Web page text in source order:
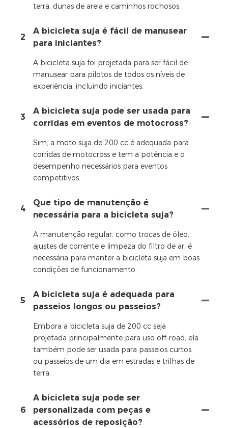
terra, dunas de areia e caminhos rochosos.
2
A bicicleta suja é fácil de manusear
para iniciantes?
A bicicleta suja foi projetada para ser fácil de
manusear para pilotos de todos os níveis de
experiência, incluindo iniciantes.
3
A bicicleta suja pode ser usada para
corridas em eventos de motocross?
Sim, a moto suja de 200 cc é adequada para
corridas de motocross e tem a potência e o
desempenho necessários para eventos
competitivos.
4
Que tipo de manutenção é
necessária para a bicicleta suja?
A manutenção regular, como trocas de óleo,
ajustes de corrente e limpeza do filtro de ar, é
necessária para manter a bicicleta suja em boas
condições de funcionamento.
5
A bicicleta suja é adequada para
passeios longos ou passeios?
Embora a bicicleta suja de 200 cc seja
projetada principalmente para uso off-road, ela
também pode ser usada para passeios curtos
ou passeios de um dia em estradas e trilhas de
terra.
6
A bicicleta suja pode ser
personalizada com peças e
acessórios de reposição?